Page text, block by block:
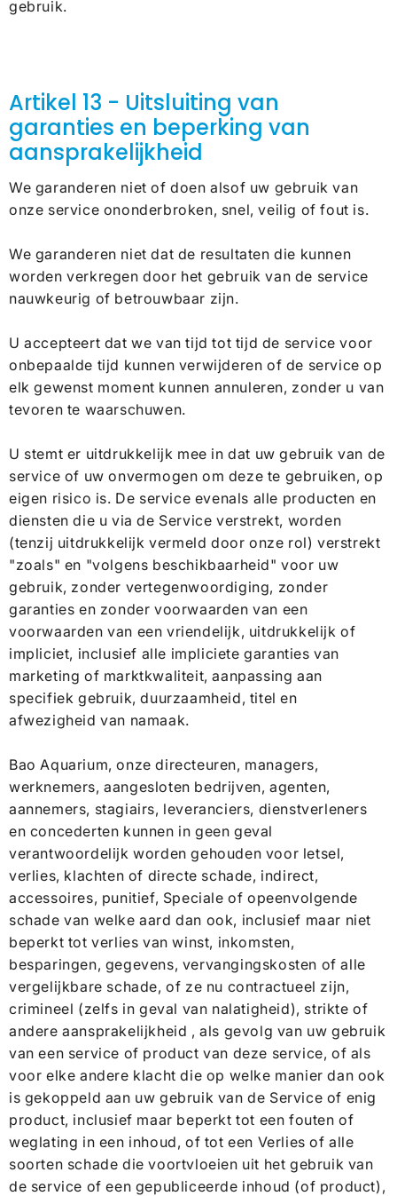
gebruik.
Artikel 13 - Uitsluiting van
garanties en beperking van
aansprakelijkheid
We garanderen niet of doen alsof uw gebruik van
onze service ononderbroken, snel, veilig of fout is.
We garanderen niet dat de resultaten die kunnen
worden verkregen door het gebruik van de service
nauwkeurig of betrouwbaar zijn.
U accepteert dat we van tijd tot tijd de service voor
onbepaalde tijd kunnen verwijderen of de service op
elk gewenst moment kunnen annuleren, zonder u van
tevoren te waarschuwen.
U stemt er uitdrukkelijk mee in dat uw gebruik van de
service of uw onvermogen om deze te gebruiken, op
eigen risico is. De service evenals alle producten en
diensten die u via de Service verstrekt, worden
(tenzij uitdrukkelijk vermeld door onze rol) verstrekt
"zoals" en "volgens beschikbaarheid" voor uw
gebruik, zonder vertegenwoordiging, zonder
garanties en zonder voorwaarden van een
voorwaarden van een vriendelijk, uitdrukkelijk of
impliciet, inclusief alle impliciete garanties van
marketing of marktkwaliteit, aanpassing aan
specifiek gebruik, duurzaamheid, titel en
afwezigheid van namaak.
Bao Aquarium, onze directeuren, managers,
werknemers, aangesloten bedrijven, agenten,
aannemers, stagiairs, leveranciers, dienstverleners
en concederten kunnen in geen geval
verantwoordelijk worden gehouden voor letsel,
verlies, klachten of directe schade, indirect,
accessoires, punitief, Speciale of opeenvolgende
schade van welke aard dan ook, inclusief maar niet
beperkt tot verlies van winst, inkomsten,
besparingen, gegevens, vervangingskosten of alle
vergelijkbare schade, of ze nu contractueel zijn,
crimineel (zelfs in geval van nalatigheid), strikte of
andere aansprakelijkheid , als gevolg van uw gebruik
van een service of product van deze service, of als
voor elke andere klacht die op welke manier dan ook
is gekoppeld aan uw gebruik van de Service of enig
product, inclusief maar beperkt tot een fouten of
weglating in een inhoud, of tot een Verlies of alle
soorten schade die voortvloeien uit het gebruik van
de service of een gepubliceerde inhoud (of product),